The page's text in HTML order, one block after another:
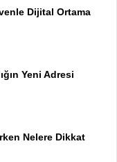
Dijital Ortama
Yeni Adresi
Nelere Dikkat